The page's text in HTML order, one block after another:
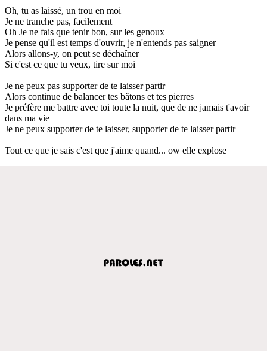
Oh, tu as laissé, un trou en moi
Je ne tranche pas, facilement
Oh Je ne fais que tenir bon, sur les genoux
Je pense qu'il est temps d'ouvrir, je n'entends pas saigner
Alors allons-y, on peut se déchaîner
Si c'est ce que tu veux, tire sur moi
Je ne peux pas supporter de te laisser partir
Alors continue de balancer tes bâtons et tes pierres
Je préfère me battre avec toi toute la nuit, que de ne jamais t'avoir
dans ma vie
Je ne peux supporter de te laisser, supporter de te laisser partir
Tout ce que je sais c'est que j'aime quand... ow elle explose